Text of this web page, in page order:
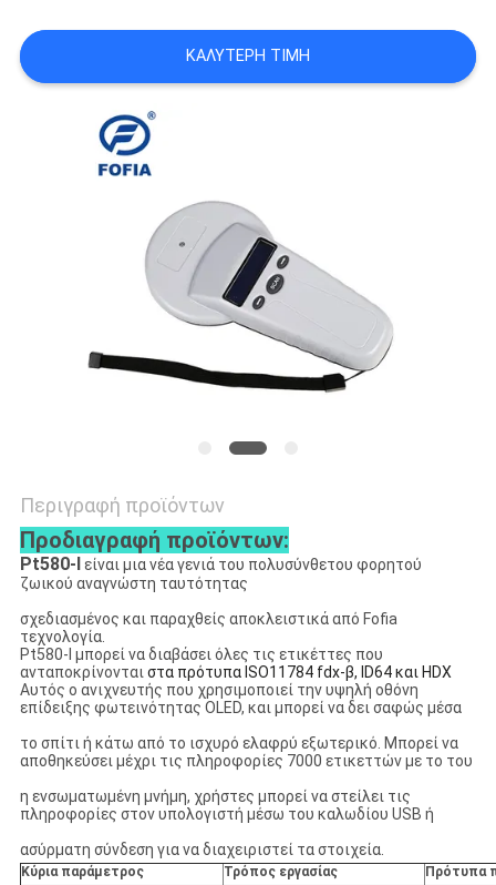
ΖΗΤΉΣΤΕ
ΈΝΑ
ΑΠΌΣΠΑΣΜΑ
SITEMAP
ΚΑΛΎΤΕΡΗ ΤΙΜΉ
Περιγραφή προϊόντων
Προδιαγραφή προϊόντων:
Pt580-Ι είναι μια νέα γενιά του πολυσύνθετου φορητού
ζωικού αναγνώστη ταυτότητας
σχεδιασμένος και παραχθείς αποκλειστικά από Fofia
τεχνολογία.
Pt580-Ι μπορεί να διαβάσει όλες τις ετικέττες που
ανταποκρίνονταιστα πρότυπα ISO11784 fdx-β, ID64 και HDX
Αυτός ο ανιχνευτής που χρησιμοποιεί την υψηλή οθόνη
επίδειξης φωτεινότητας OLED, και μπορεί να δει σαφώς μέσα
το σπίτι ή κάτω από το ισχυρό ελαφρύ εξωτερικό. Μπορεί να
αποθηκεύσει μέχρι τις πληροφορίες 7000 ετικεττών με το του
η ενσωματωμένη μνήμη, χρήστες μπορεί να στείλει τις
πληροφορίες στον υπολογιστή μέσω του καλωδίου USB ή
ασύρματη σύνδεση για να διαχειριστεί τα στοιχεία.
Κύρια παράμετρος Τρόπος εργασίας
Πρότυπα